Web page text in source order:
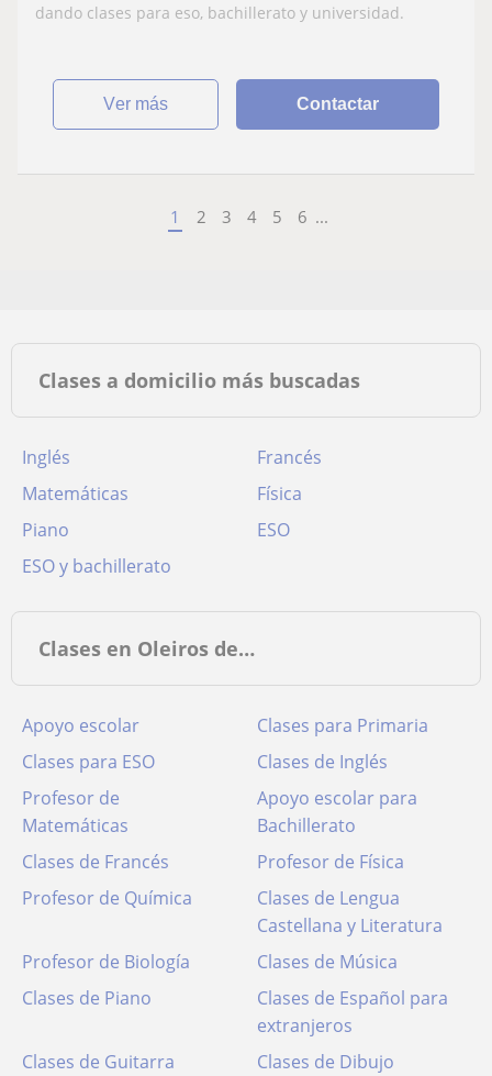
dando clases para eso, bachillerato y universidad.
ver más Contactar
1 2 3 4 5 6 ...
Clases a domicilio más buscadas
Inglés
Francés
Matemáticas
Física
Piano
ESO
ESO y bachillerato
Clases en Oleiros de…
Apoyo escolar
Clases para Primaria
Clases para ESO
Clases de Inglés
Profesor de
Matemáticas
Apoyo escolar para
Bachillerato
Clases de Francés
Profesor de Física
Profesor de Química
Clases de Lengua
Castellana y Literatura
Profesor de Biología
Clases de Música
Clases de Piano
Clases de Español para
extranjeros
Clases de Guitarra
Clases de Dibujo